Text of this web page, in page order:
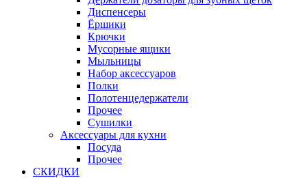
Диспенсеры
Ёршики
Крючки
Мусорные ящики
Мыльницы
Набор аксессуаров
Полки
Полотенцедержатели
Прочее
Сушилки
Аксессуары для кухни
Посуда
Прочее
СКИДКИ